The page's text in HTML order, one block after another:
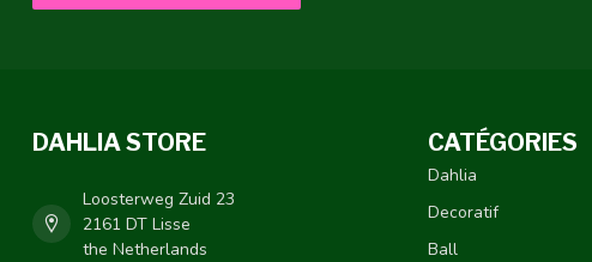
DAHLIA STORE
Loosterweg Zuid 23
2161 DT Lisse
the Netherlands
CATÉGORIES
Dahlia
Decoratif
Ball